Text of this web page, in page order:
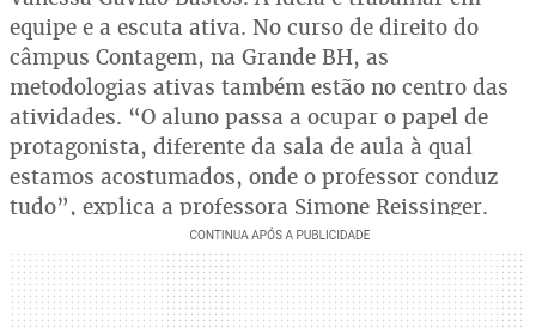
equipe e a escuta ativa. No curso de direito do
câmpus Contagem, na Grande BH, as
metodologias ativas também estão no centro das
atividades. “O aluno passa a ocupar o papel de
protagonista, diferente da sala de aula à qual
estamos acostumados, onde o professor conduz
tudo”, explica a professora Simone Reissinger.